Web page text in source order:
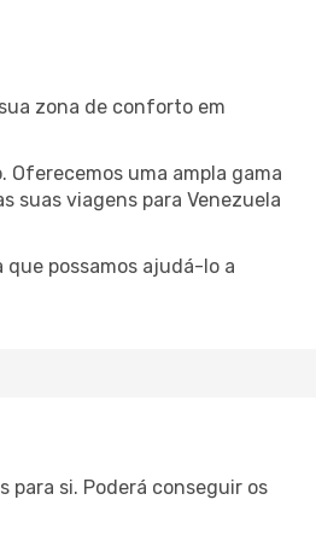
zona de conforto em
Oferecemos uma ampla gama
suas viagens para Venezuela
que possamos ajudá-lo a
para si. Poderá conseguir os